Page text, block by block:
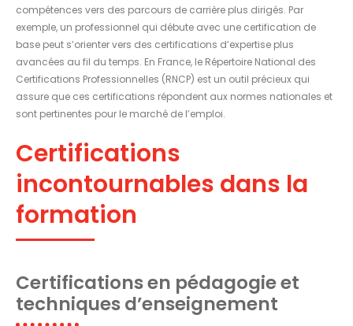
compétences vers des parcours de carrière plus dirigés. Par
exemple, un professionnel qui débute avec une certification de
base peut s’orienter vers des certifications d’expertise plus
avancées au fil du temps. En France, le Répertoire National des
Certifications Professionnelles (RNCP) est un outil précieux qui
assure que ces certifications répondent aux normes nationales et
sont pertinentes pour le marché de l’emploi.
Certifications
incontournables dans la
formation
Certifications en pédagogie et
techniques d’enseignement